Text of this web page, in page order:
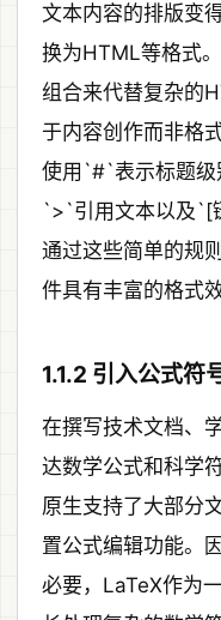
文本内容的排版变
换为HTML等格式
组合来代替复杂的
于内容创作而非格
使用`#`表示标题
`>`引用文本以及`[
通过这些简单的规
件具有丰富的格式效
1.1.2 引入公式符
在撰写技术文档、
达数学公式和科学
原生支持了大部分
置公式编辑功能。
必要，LaTeX作为